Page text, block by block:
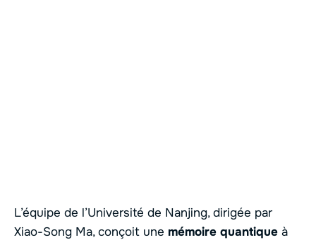
L’équipe de l’Université de Nanjing, dirigée par
Xiao-Song Ma, conçoit une mémoire quantique à